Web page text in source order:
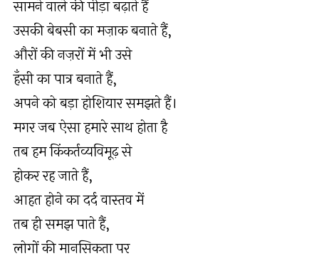
सामने वाले की पीड़ा बढ़ाते हैं
उसकी बेबसी का मज़ाक बनाते हैं,
औरों की नज़रों में भी उसे
हँसी का पात्र बनाते हैं,
अपने को बड़ा होशियार समझते हैं।
मगर जब ऐसा हमारे साथ होता है
तब हम किंकर्तव्यविमूढ़ से
होकर रह जाते हैं,
आहत होने का दर्द वास्तव में
तब ही समझ पाते हैं,
लोगों की मानसिकता पर